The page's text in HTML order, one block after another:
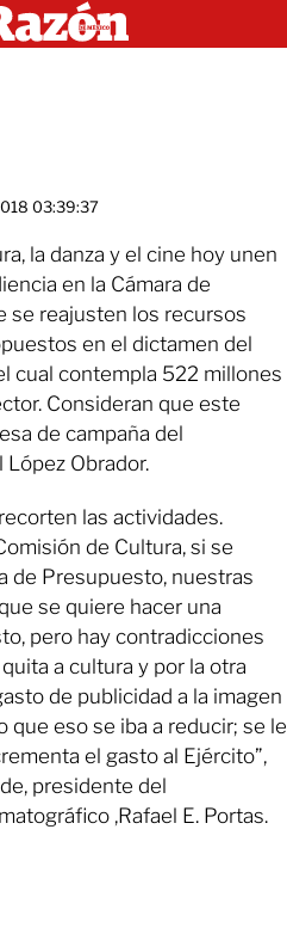
03:39:37
la danza y el cine hoy unen
en la Cámara de
se reajusten los recursos
en el dictamen del
cual contempla 522 millones
Consideran que este
de campaña del
Obrador.
las actividades.
de Cultura, si se
de Presupuesto, nuestras
se quiere hacer una
pero hay contradicciones
a cultura y por la otra
de publicidad a la imagen
que eso se iba a reducir; se le
el gasto al Ejército”,
presidente del
,Rafael E. Portas.